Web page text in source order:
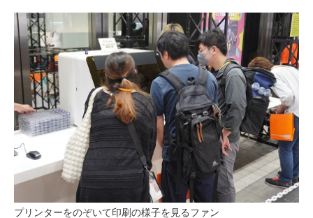
プリンターをのぞいて印刷の様子を見るファン